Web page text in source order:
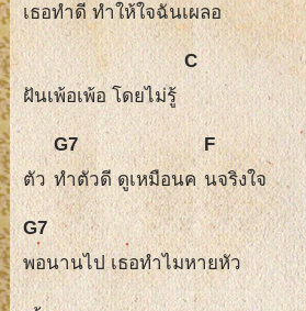
เธอทำดี ทำให้ใจฉันเผลอ
C
ฝันเพ้อเพ้อ โดยไม่รู้
G7
F
ตัว ทำตัวดี ดูเหมือนค นจริงใจ
G7
พอนานไป เธอทำไมหายหัว